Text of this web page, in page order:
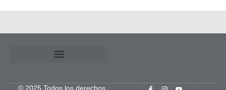
© 2025 Todos los derechos